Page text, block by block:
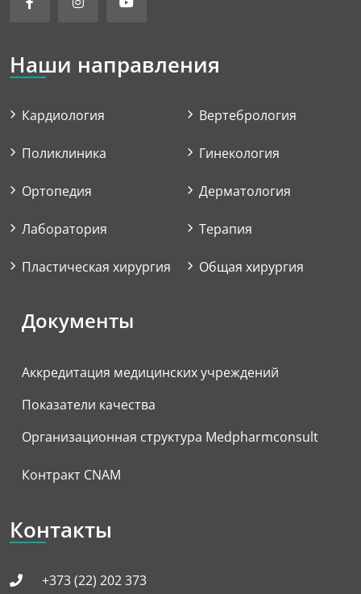
Наши направления
Кардиология
Поликлиника
Ортопедия
Лаборатория
Пластическая хирургия
Вертебрология
Гинекология
Дерматология
Терапия
Общая хирургия
Документы
Аккредитация медицинских учреждений
Показатели качества
Организационная структура Medpharmconsult
Контракт CNAM
Контакты
+373 (22) 202 373